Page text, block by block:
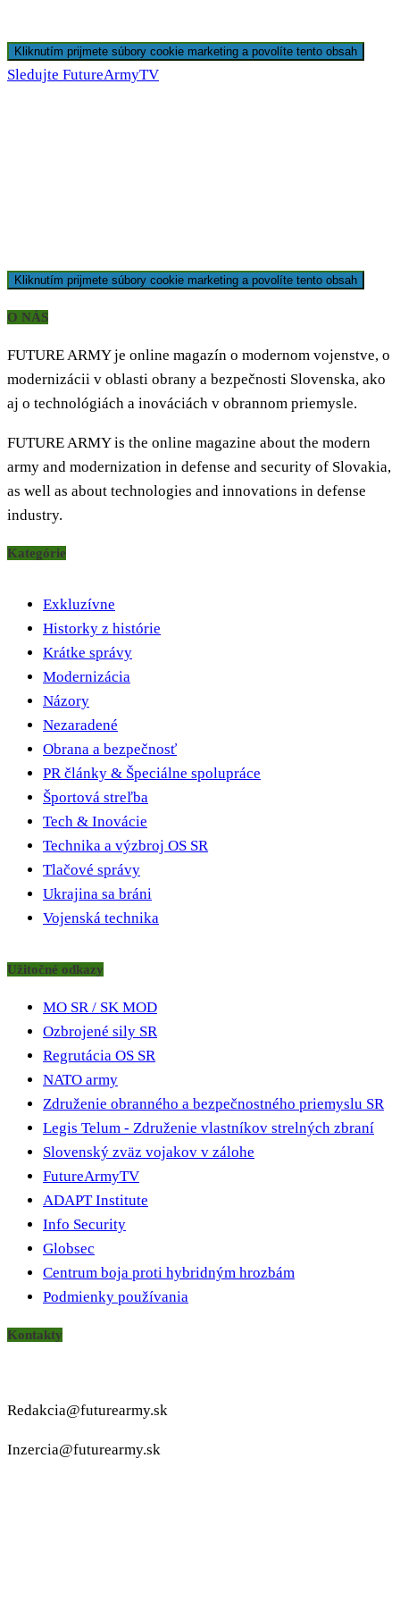
Kliknutím prijmete súbory cookie marketing a povolíte tento obsah
Sledujte FutureArmyTV
Kliknutím prijmete súbory cookie marketing a povolíte tento obsah
O NÁS
FUTURE ARMY je online magazín o modernom vojenstve, o
modernizácii v oblasti obrany a bezpečnosti Slovenska, ako
aj o technológiách a inováciách v obrannom priemysle.
FUTURE ARMY is the online magazine about the modern
army and modernization in defense and security of Slovakia,
as well as about technologies and innovations in defense
industry.
Kategórie
Exkluzívne
Historky z histórie
Krátke správy
Modernizácia
Názory
Nezaradené
Obrana a bezpečnosť
PR články & Špeciálne spolupráce
Športová streľba
Tech & Inovácie
Technika a výzbroj OS SR
Tlačové správy
Ukrajina sa bráni
Vojenská technika
Užitočné odkazy
MO SR / SK MOD
Ozbrojené sily SR
Regrutácia OS SR
NATO army
Združenie obranného a bezpečnostného priemyslu SR
Legis Telum - Združenie vlastníkov strelných zbraní
Slovenský zväz vojakov v zálohe
FutureArmyTV
ADAPT Institute
Info Security
Globsec
Centrum boja proti hybridným hrozbám
Podmienky používania
Kontakty
Redakcia@futurearmy.sk
Inzercia@futurearmy.sk